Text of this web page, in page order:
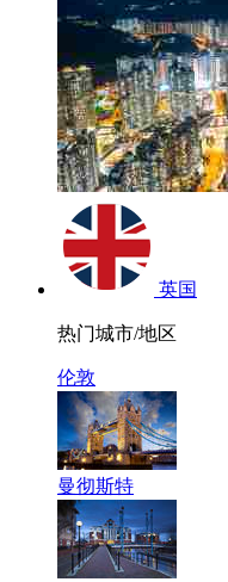
英国
热门城市/地区
伦敦
曼彻斯特